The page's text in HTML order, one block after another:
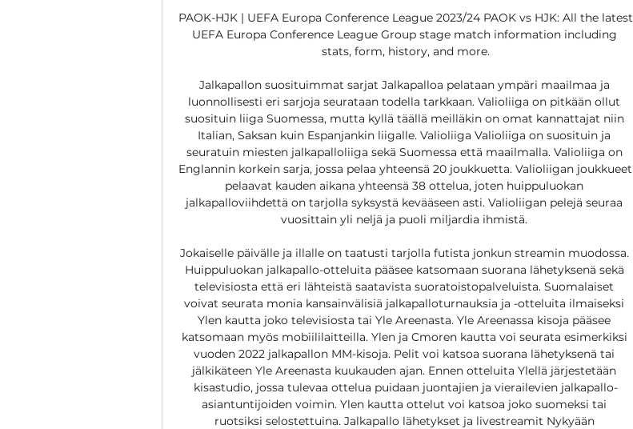
PAOK-HJK | UEFA Europa Conference League 2023/24 PAOK vs HJK: All the latest
UEFA Europa Conference League Group stage match information including
stats, form, history, and more.
Jalkapallon suosituimmat sarjat Jalkapalloa pelataan ympäri maailmaa ja
luonnollisesti eri sarjoja seurataan todella tarkkaan. Valioliiga on pitkään ollut
suosituin liiga Suomessa, mutta kyllä täällä meilläkin on omat kannattajat niin
Italian, Saksan kuin Espanjankin liigalle. Valioliiga Valioliiga on suosituin ja
seuratuin miesten jalkapalloliiga sekä Suomessa että maailmalla. Valioliiga on
Englannin korkein sarja, jossa pelaa yhteensä 20 joukkuetta. Valioliigan joukkueet
pelaavat kauden aikana yhteensä 38 ottelua, joten huippuluokan
jalkapalloviihdettä on tarjolla syksystä kevääseen asti. Valioliigan pelejä seuraa
vuosittain yli neljä ja puoli miljardia ihmistä.
Jokaiselle päivälle ja illalle on taatusti tarjolla futista jonkun streamin muodossa.
Huippuluokan jalkapallo-otteluita pääsee katsomaan suorana lähetyksenä sekä
televisiosta että eri lähteistä saatavista suoratoistopalveluista. Suomalaiset
voivat seurata monia kansainvälisiä jalkapalloturnauksia ja -otteluita ilmaiseksi
Ylen kautta joko televisiosta tai Yle Areenasta. Yle Areenassa kisoja pääsee
katsomaan myös mobiililaitteilla. Ylen ja Cmoren kautta voi seurata esimerkiksi
vuoden 2022 jalkapallon MM-kisoja. Pelit voi katsoa suorana lähetyksenä tai
jälkikäteen Yle Areenasta kuukauden ajan. Ennen otteluita Ylellä järjestetään
kisastudio, jossa tulevaa ottelua puidaan juontajien ja vierailevien jalkapallo-
asiantuntijoiden voimin. Ylen kautta ottelut voi katsoa joko suomeksi tai
ruotsiksi selostettuina. Jalkapallo lähetykset ja livestreamit Nykyään